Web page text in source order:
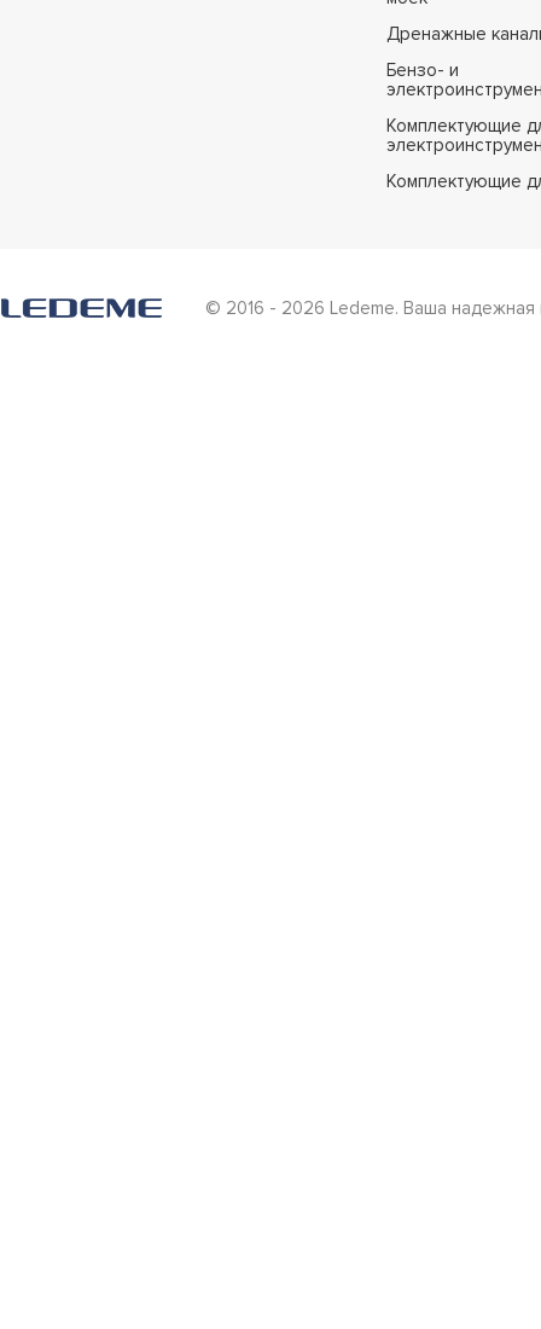
Дренажные
Бензо- и
Комплектующие
Комплектующие
© 2016 - 2026 Ledeme. Ваша